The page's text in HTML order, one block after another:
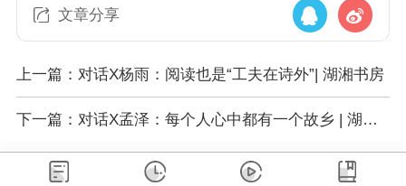
文章分享
上一篇：对话X杨雨：阅读也是“工夫在诗外”| 湖湘书房
下一篇：对话X孟泽：每个人心中都有一个故乡 | 湖湘